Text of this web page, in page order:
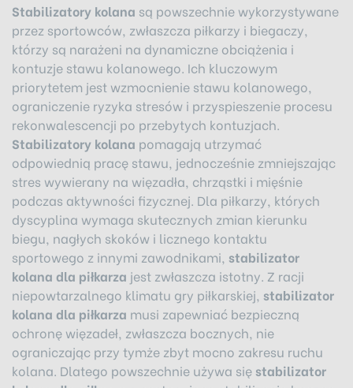
Stabilizatory kolana są powszechnie wykorzystywane
przez sportowców, zwłaszcza piłkarzy i biegaczy,
którzy są narażeni na dynamiczne obciążenia i
kontuzje stawu kolanowego. Ich kluczowym
priorytetem jest wzmocnienie stawu kolanowego,
ograniczenie ryzyka stresów i przyspieszenie procesu
rekonwalescencji po przebytych kontuzjach.
Stabilizatory kolana pomagają utrzymać
odpowiednią pracę stawu, jednocześnie zmniejszając
stres wywierany na więzadła, chrząstki i mięśnie
podczas aktywności fizycznej. Dla piłkarzy, których
dyscyplina wymaga skutecznych zmian kierunku
biegu, nagłych skoków i licznego kontaktu
sportowego z innymi zawodnikami, stabilizator
kolana dla piłkarza jest zwłaszcza istotny. Z racji
niepowtarzalnego klimatu gry piłkarskiej, stabilizator
kolana dla piłkarza musi zapewniać bezpieczną
ochronę więzadeł, zwłaszcza bocznych, nie
ograniczając przy tymże zbyt mocno zakresu ruchu
kolana. Dlatego powszechnie używa się stabilizator